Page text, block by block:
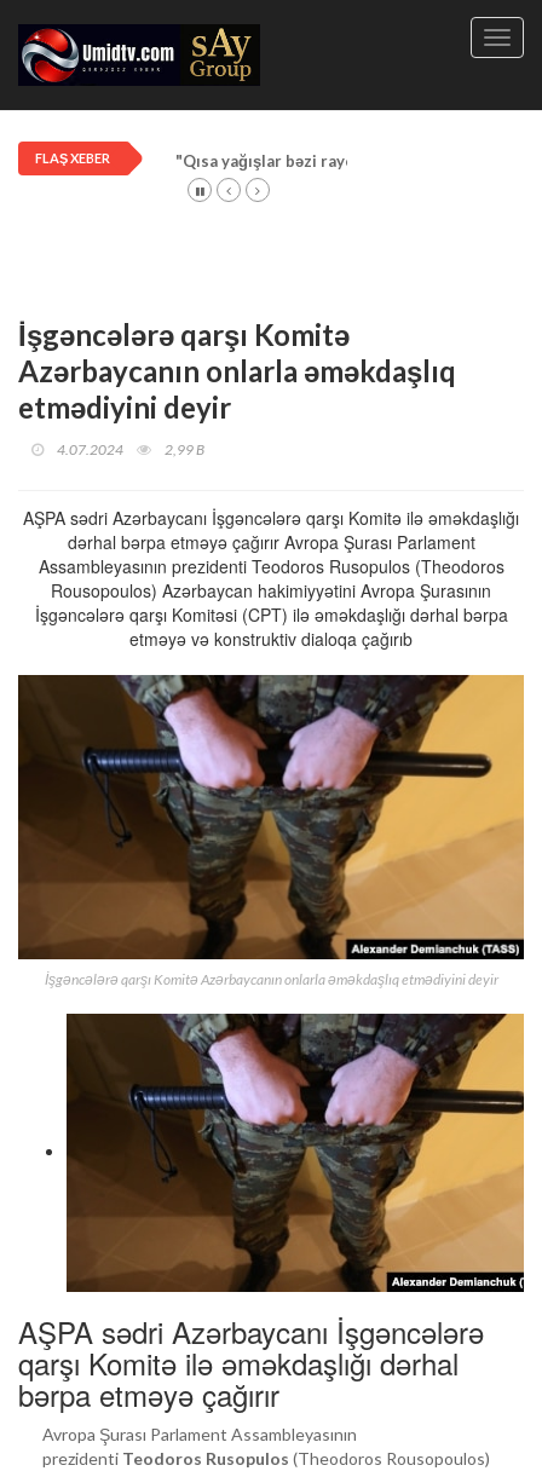
FLAŞ XEBER "Qısa yağışlar bəzi rayonlarda davam edir"
İşgəncələrə qarşı Komitə
Azərbaycanın onlarla əməkdaşlıq
etmədiyini deyir
4.07.2024 2,99 B
AŞPA sədri Azərbaycanı İşgəncələrə qarşı Komitə ilə əməkdaşlığı
dərhal bərpa etməyə çağırır Avropa Şurası Parlament
Assambleyasının prezidenti Teodoros Rusopulos (Theodoros
Rousopoulos) Azərbaycan hakimiyyətini Avropa Şurasının
İşgəncələrə qarşı Komitəsi (CPT) ilə əməkdaşlığı dərhal bərpa
etməyə və konstruktiv dialoqa çağırıb
İşgəncələrə qarşı Komitə Azərbaycanın onlarla əməkdaşlıq etmədiyini deyir
AŞPA sədri Azərbaycanı İşgəncələrə
qarşı Komitə ilə əməkdaşlığı dərhal
bərpa etməyə çağırır
Avropa Şurası Parlament Assambleyasının
prezidenti Teodoros Rusopulos (Theodoros Rousopoulos)